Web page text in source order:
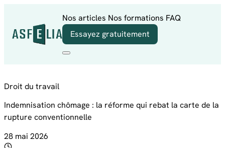
Nos articles Nos formations FAQ
Essayez gratuitement
Droit du travail
Indemnisation chômage : la réforme qui rebat la carte de la
rupture conventionnelle
28 mai 2026